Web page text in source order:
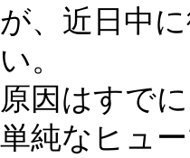
が、近日中
い。
原因はすで
単純なヒュ